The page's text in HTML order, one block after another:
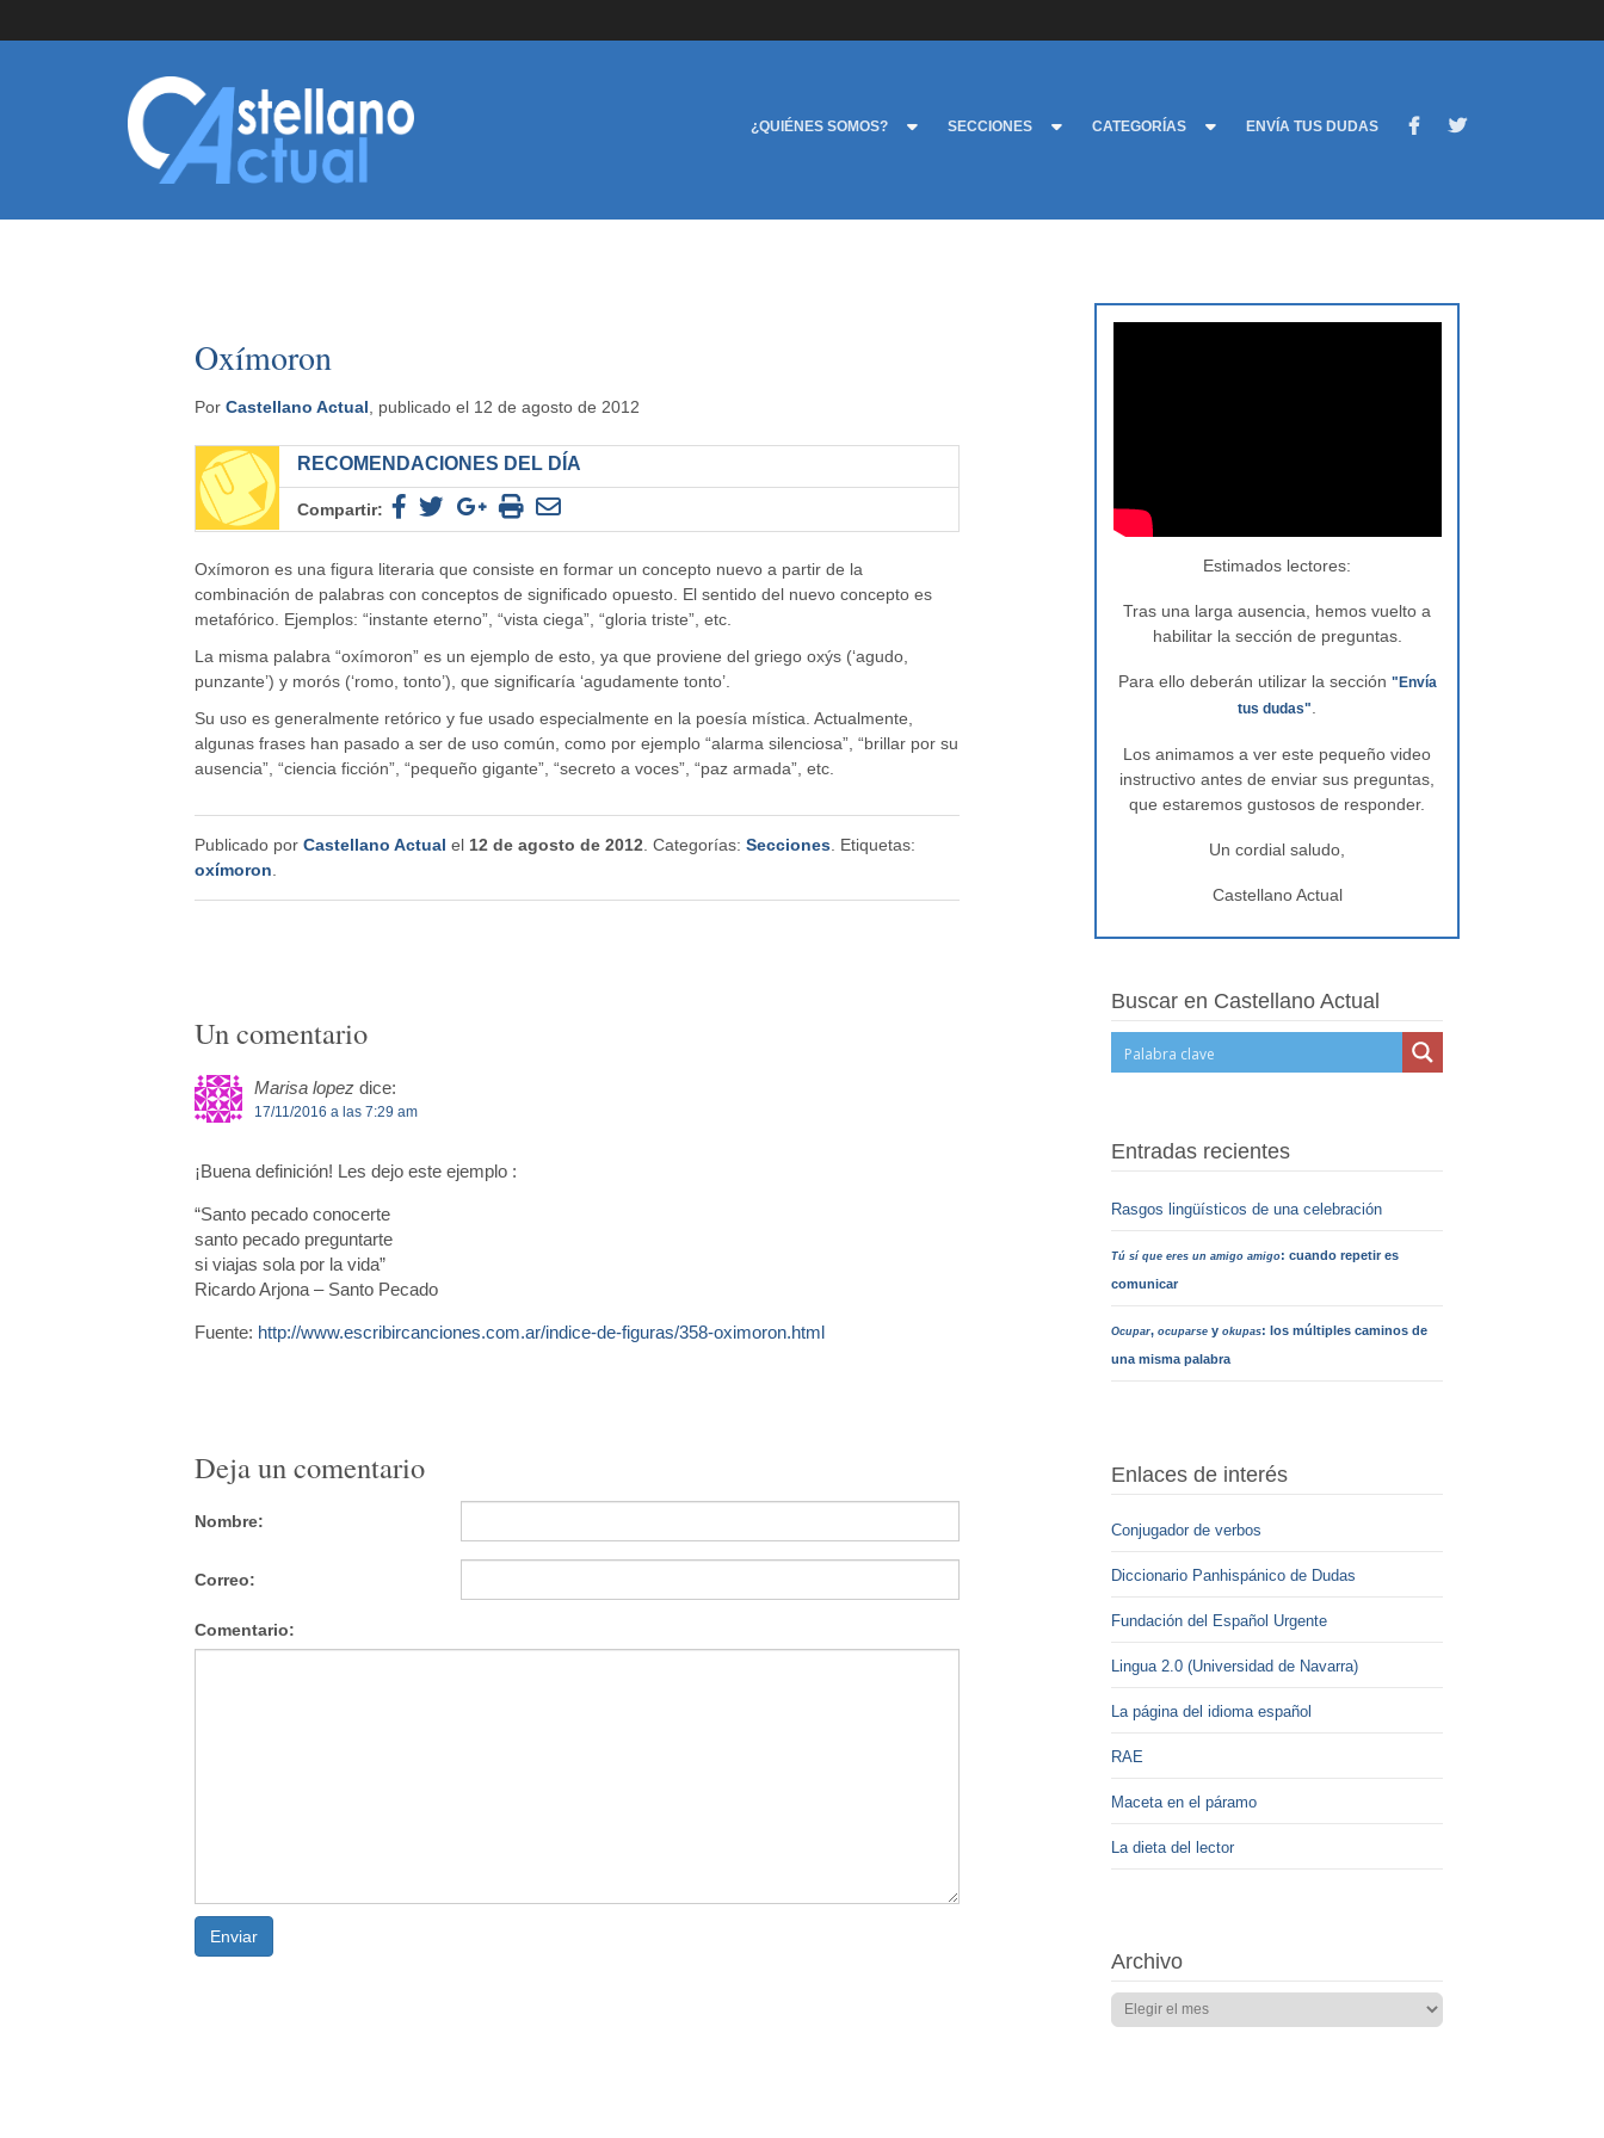
¿QUIÉNES SOMOS? SECCIONES CATEGORÍAS ENVÍA TUS DUDAS
Oxímoron
Por Castellano Actual , publicado el 12 de agosto de 2012
RECOMENDACIONES DEL DÍA
Compartir:
Oxímoron es una figura literaria que consiste en formar un concepto nuevo a partir de la
combinación de palabras con conceptos de significado opuesto. El sentido del nuevo concepto es
metafórico. Ejemplos: “instante eterno”, “vista ciega”, “gloria triste”, etc.
La misma palabra “oxímoron” es un ejemplo de esto, ya que proviene del griego oxýs (‘agudo,
punzante’) y morós (‘romo, tonto’), que significaría ‘agudamente tonto’.
Su uso es generalmente retórico y fue usado especialmente en la poesía mística. Actualmente,
algunas frases han pasado a ser de uso común, como por ejemplo “alarma silenciosa”, “brillar por su
ausencia”, “ciencia ficción”, “pequeño gigante”, “secreto a voces”, “paz armada”, etc.
Publicado por Castellano Actual el 12 de agosto de 2012 . Categorías: Secciones. Etiquetas:
oxímoron
Un comentario
Marisa lopez dice:
17/11/2016 a las 7:29 am
¡Buena definición! Les dejo este ejemplo :
“Santo pecado conocerte
santo pecado preguntarte
si viajas sola por la vida”
Ricardo Arjona – Santo Pecado
Fuente: http://www.escribircanciones.com.ar/indice-de-figuras/358-oximoron.html
Deja un comentario
Nombre:
Correo:
Comentario:
Enviar
Estimados lectores:
Tras una larga ausencia, hemos vuelto a
habilitar la sección de preguntas.
Para ello deberán utilizar la sección "Envía
tus dudas"
Los animamos a ver este pequeño video
instructivo antes de enviar sus preguntas,
que estaremos gustosos de responder.
Un cordial saludo,
Castellano Actual
Buscar en Castellano Actual
Entradas recientes
Rasgos lingüísticos de una celebración
Tú sí que eres un amigo amigo: cuando repetir es
comunicar
Ocupar, ocuparsey okupas: los múltiples caminos de
una misma palabra
Enlaces de interés
Conjugador de verbos
Diccionario Panhispánico de Dudas
Fundación del Español Urgente
Lingua 2.0 (Universidad de Navarra)
La página del idioma español
RAE
Maceta en el páramo
La dieta del lector
Archivo